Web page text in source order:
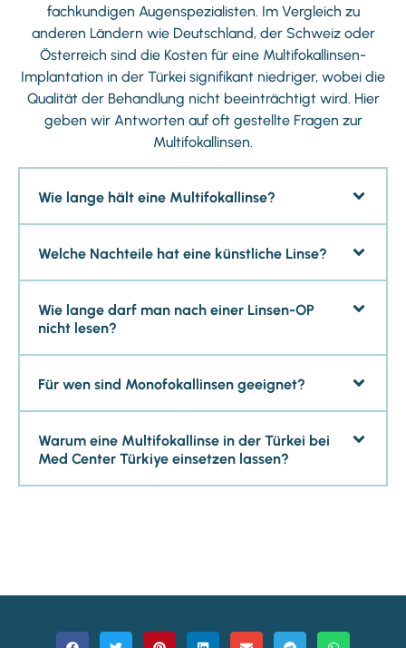
fachkundigen Augenspezialisten. Im Vergleich zu
anderen Ländern wie Deutschland, der Schweiz oder
Österreich sind die Kosten für eine Multifokallinsen-
Implantation in der Türkei signifikant niedriger, wobei die
Qualität der Behandlung nicht beeinträchtigt wird. Hier
geben wir Antworten auf oft gestellte Fragen zur
Multifokallinsen.
Wie lange hält eine Multifokallinse?
Welche Nachteile hat eine künstliche Linse?
Wie lange darf man nach einer Linsen-OP
nicht lesen?
Für wen sind Monofokallinsen geeignet?
Warum eine Multifokallinse in der Türkei bei
Med Center Türkiye einsetzen lassen?